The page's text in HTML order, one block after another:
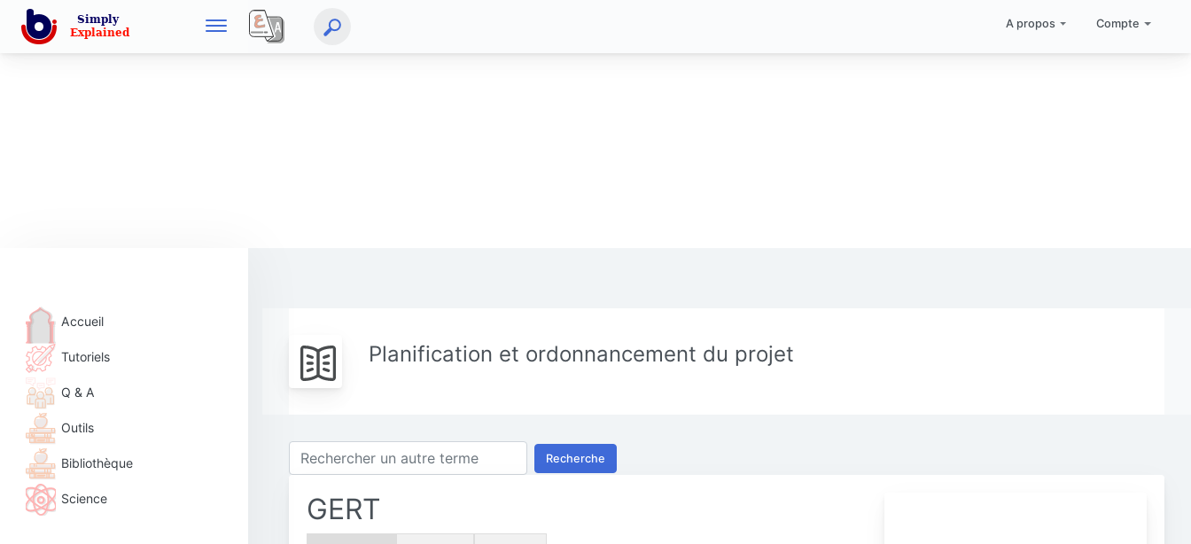
A propos Compte
Accueil
Tutoriels
Q & A
Outils
Bibliothèque
Science
Planification et ordonnancement du projet
Recherche
GERT